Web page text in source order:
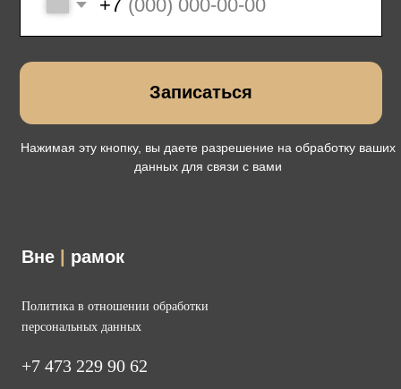
Вне рамок
Политика в отношении обработки
персональных данных
+7 473 229 90 62